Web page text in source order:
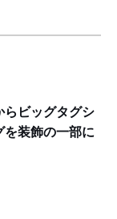
らビッグタグシ
装飾の一部に